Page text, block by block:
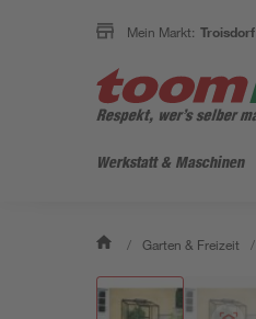
Mein Markt: Troisdorf
Werkstatt & Maschinen
/ Garten & Freizeit /